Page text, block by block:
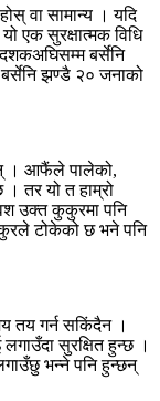
वा सामान्य । यदि
एक सुरक्षात्मक विधि
बर्सेनि
झण्डै २० जनाको
। आफैंले पालेको,
तर यो त हाम्रो
उक्त कुकुरमा पनि
टोकेको छ भने पनि
तय गर्न सकिंदैन ।
सुरक्षित हुन्छ ।
भन्ने पनि हुन्छन्